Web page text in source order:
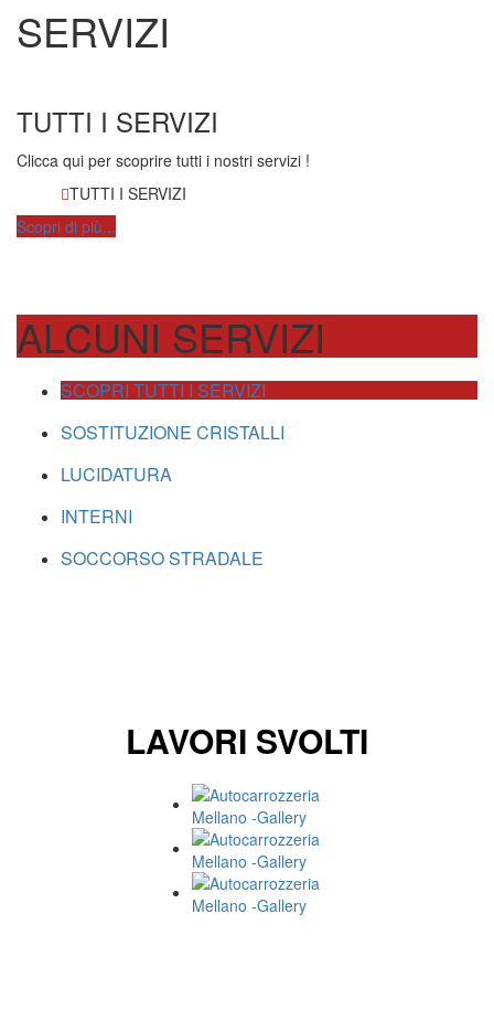
SERVIZI
TUTTI I SERVIZI
Clicca qui per scoprire tutti i nostri servizi !
TUTTI I SERVIZI
Scopri di più...
ALCUNI SERVIZI
SCOPRI TUTTI I SERVIZI
SOSTITUZIONE CRISTALLI
LUCIDATURA
INTERNI
SOCCORSO STRADALE
LAVORI SVOLTI